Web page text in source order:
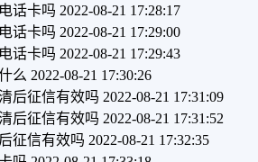
话卡吗 2022-08-21 17:28:17
话卡吗 2022-08-21 17:29:00
话卡吗 2022-08-21 17:29:43
么 2022-08-21 17:30:26
后征信有效吗 2022-08-21 17:31:09
后征信有效吗 2022-08-21 17:31:52
征信有效吗 2022-08-21 17:32:35